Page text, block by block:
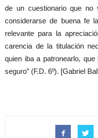
de un cuestionario que no
considerarse de buena fe
relevante para la
carencia de la titulación
quien iba a patronearlo,
seguro” (F.D. 6º). [Gabriel